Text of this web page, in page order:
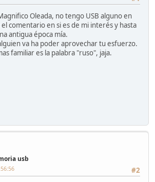
Oleada, no tengo USB alguno en
comentario en si es de mi interés y hasta
antigua época mía.
va ha poder aprovechar tu esfuerzo.
familiar es la palabra "ruso", jaja.
usb
#2